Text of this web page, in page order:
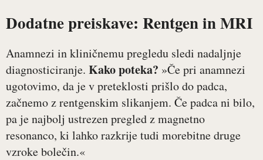
Dodatne preiskave: Rentgen in MRI
Anamnezi in kliničnemu pregledu sledi nadaljnje
diagnosticiranje. Kako poteka? »Če pri anamnezi
ugotovimo, da je v preteklosti prišlo do padca,
začnemo z rentgenskim slikanjem. Če padca ni bilo,
pa je najbolj ustrezen pregled z magnetno
resonanco, ki lahko razkrije tudi morebitne druge
vzroke bolečin.«